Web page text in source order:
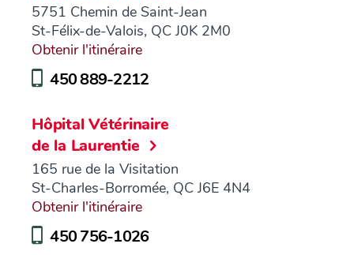
5751 Chemin de Saint-Jean
St-Félix-de-Valois, QC J0K 2M0
Obtenir l'itinéraire
450 889-2212
Hôpital Vétérinaire
de la Laurentie
165 rue de la Visitation
St-Charles-Borromée, QC J6E 4N4
Obtenir l'itinéraire
450 756-1026